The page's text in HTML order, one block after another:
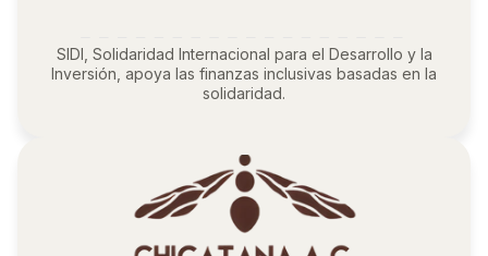
SIDI, Solidaridad Internacional para el Desarrollo y la
Inversión, apoya las finanzas inclusivas basadas en la
solidaridad.